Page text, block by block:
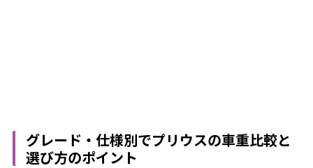
グレード・仕様別でプリウスの車重比較と
選び方のポイント